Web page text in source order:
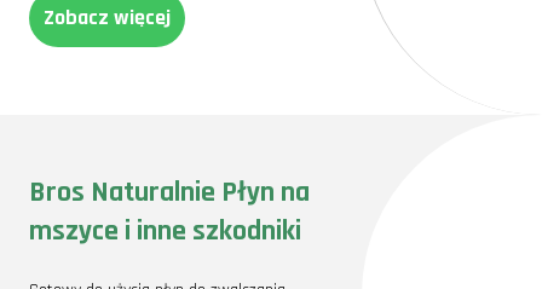
Zobacz więcej
Bros Naturalnie Płyn na
mszyce i inne szkodniki